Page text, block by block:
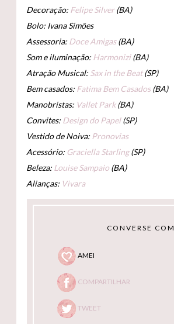
Decoração: Felipe Silver(BA)
Bolo: Ivana Simões
Assessoria: Doce Amigas(BA)
Som e iluminação: Harmonizi(BA)
Atração Musical: Sax in the Beat(SP)
Bem casados: Fatima Bem Casados(BA)
Manobristas: Vallet Park(BA)
Convites: Design do Papel(SP)
Vestido de Noiva: Pronovias
Acessório: Graciella Starling(SP)
Beleza: Louise Sampaio (BA)
Alianças: Vivara
CONVERSE
AMEI
COMPARTILHAR
TWEET